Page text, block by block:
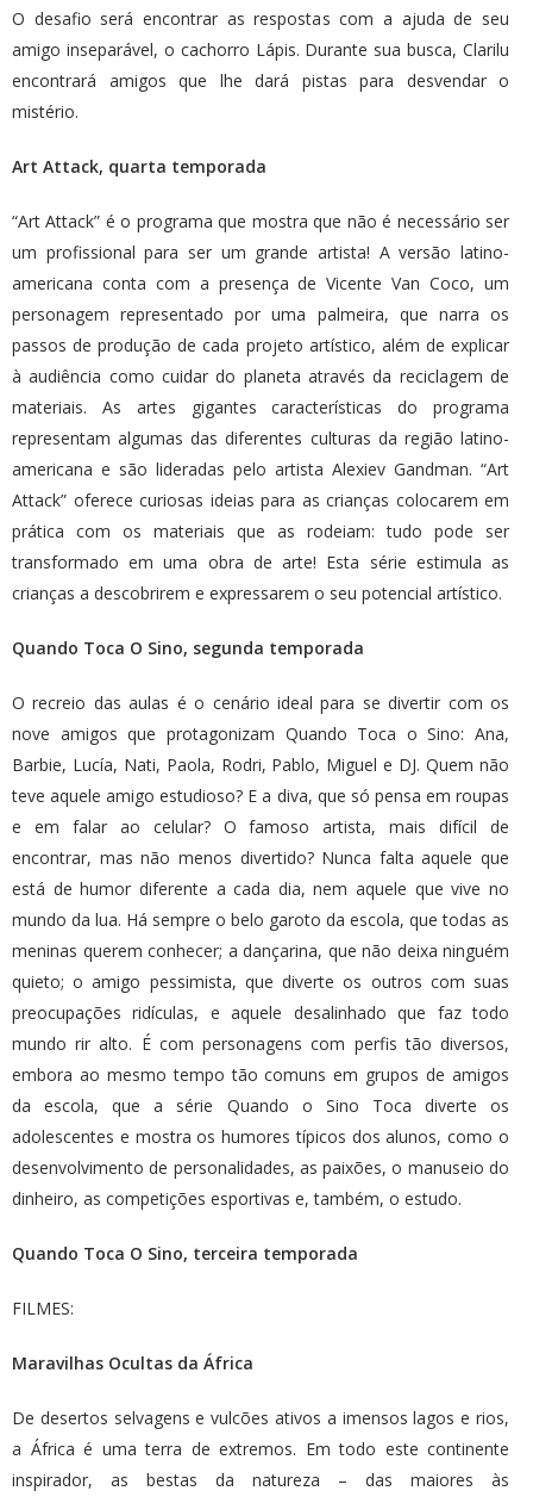
O desafio será encontrar as respostas com a ajuda de seu
amigo inseparável, o cachorro Lápis. Durante sua busca, Clarilu
encontrará amigos que lhe dará pistas para desvendar o
mistério.
Art Attack, quarta temporada
“Art Attack” é o programa que mostra que não é necessário ser
um profissional para ser um grande artista! A versão latino-
americana conta com a presença de Vicente Van Coco, um
personagem representado por uma palmeira, que narra os
passos de produção de cada projeto artístico, além de explicar
à audiência como cuidar do planeta através da reciclagem de
materiais. As artes gigantes características do programa
representam algumas das diferentes culturas da região latino-
americana e são lideradas pelo artista Alexiev Gandman. “Art
Attack” oferece curiosas ideias para as crianças colocarem em
prática com os materiais que as rodeiam: tudo pode ser
transformado em uma obra de arte! Esta série estimula as
crianças a descobrirem e expressarem o seu potencial artístico.
Quando Toca O Sino, segunda temporada
O recreio das aulas é o cenário ideal para se divertir com os
nove amigos que protagonizam Quando Toca o Sino: Ana,
Barbie, Lucía, Nati, Paola, Rodri, Pablo, Miguel e DJ. Quem não
teve aquele amigo estudioso? E a diva, que só pensa em roupas
e em falar ao celular? O famoso artista, mais difícil de
encontrar, mas não menos divertido? Nunca falta aquele que
está de humor diferente a cada dia, nem aquele que vive no
mundo da lua. Há sempre o belo garoto da escola, que todas as
meninas querem conhecer; a dançarina, que não deixa ninguém
quieto; o amigo pessimista, que diverte os outros com suas
preocupações ridículas, e aquele desalinhado que faz todo
mundo rir alto. É com personagens com perfis tão diversos,
embora ao mesmo tempo tão comuns em grupos de amigos
da escola, que a série Quando o Sino Toca diverte os
adolescentes e mostra os humores típicos dos alunos, como o
desenvolvimento de personalidades, as paixões, o manuseio do
dinheiro, as competições esportivas e, também, o estudo.
Quando Toca O Sino, terceira temporada
FILMES:
Maravilhas Ocultas da África
De desertos selvagens e vulcões ativos a imensos lagos e rios,
a África é uma terra de extremos. Em todo este continente
inspirador, as bestas da natureza – das maiores às